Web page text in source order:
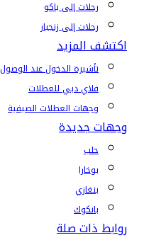
رحلات إلى باكو
رحلات إلى زنجبار
اكتشف المزيد
تأشيرة الدخول عند الوصول
فلاي دبي للعطلات
وجهات العطلات الصيفية
وجهات جديدة
حلب
بوخارا
بنغازي
بانكوك
روابط ذات صلة